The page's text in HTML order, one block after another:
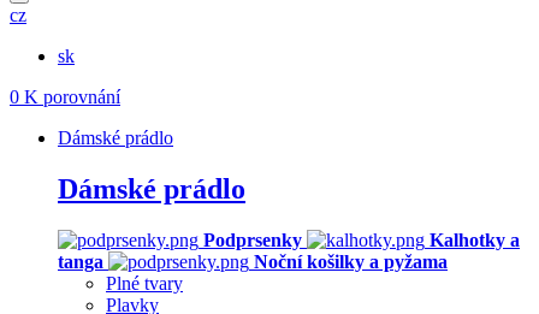
cz
sk
0 K porovnání
Dámské prádlo
Dámské prádlo
Podprsenky
Kalhotky a
tanga
Noční košilky a pyžama
Plné tvary
Plavky